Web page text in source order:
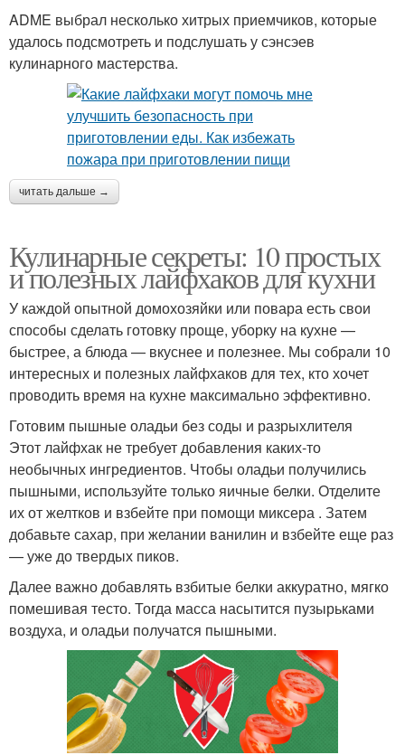
ADME выбрал несколько хитрых приемчиков, которые
удалось подсмотреть и подслушать у сэнсэев
кулинарного мастерства.
читать дальше →
Кулинарные секреты: 10 простых
и полезных лайфхаков для кухни
У каждой опытной домохозяйки или повара есть свои
способы сделать готовку проще, уборку на кухне —
быстрее, а блюда — вкуснее и полезнее. Мы собрали 10
интересных и полезных лайфхаков для тех, кто хочет
проводить время на кухне максимально эффективно.
Готовим пышные оладьи без соды и разрыхлителя
Этот лайфхак не требует добавления каких-то
необычных ингредиентов. Чтобы оладьи получились
пышными, используйте только яичные белки. Отделите
их от желтков и взбейте при помощи миксера . Затем
добавьте сахар, при желании ванилин и взбейте еще раз
— уже до твердых пиков.
Далее важно добавлять взбитые белки аккуратно, мягко
помешивая тесто. Тогда масса насытится пузырьками
воздуха, и оладьи получатся пышными.